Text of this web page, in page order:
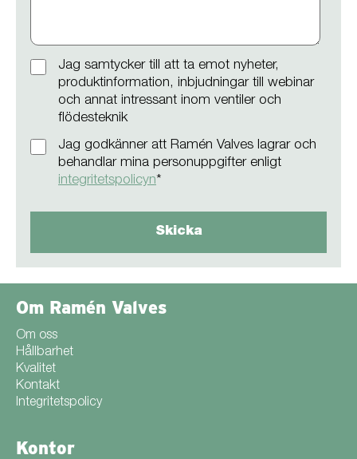
Jag samtycker till att ta emot nyheter,
produktinformation, inbjudningar till webinar
och annat intressant inom ventiler och
flödesteknik
Jag godkänner att Ramén Valves lagrar och
behandlar mina personuppgifter enligt
integritetspolicyn*
Om Ramén Valves
Om oss
Hållbarhet
Kvalitet
Kontakt
Integritetspolicy
Kontor